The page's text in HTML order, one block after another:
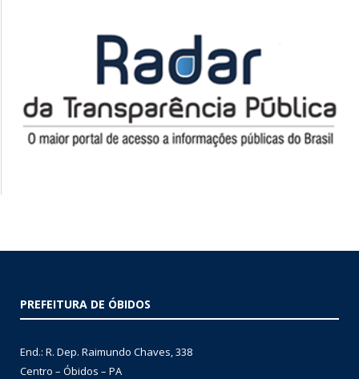
PREFEITURA DE ÓBIDOS
End.: R. Dep. Raimundo Chaves, 338
Centro – Óbidos – PA